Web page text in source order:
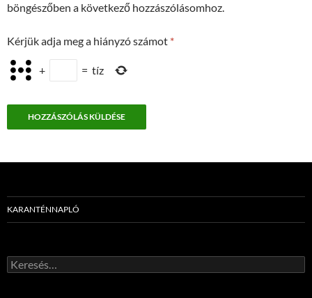
böngészőben a következő hozzászólásomhoz.
Kérjük adja meg a hiányzó számot *
+ = tíz
KARANTÉNNAPLÓ
Keresés: